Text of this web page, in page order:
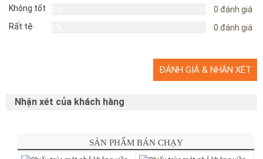
Đây là yếu tố quyết định độ mát và độ bền mà nhiều nơi khác
không đạt tới.
Chính vì vậy, chiếu trúc Lan Lan luôn “lọt top” sản phẩm được cả
☎️Hotline & Zalo: 0829220786
Tư vấn chọn đúng kích thước – báo giá – hỗ trợ giao hàng trên
toàn quốc.
Không tốt
0 đánh giá
Rất tệ
0 đánh giá
ĐÁNH GIÁ & NHẬN XÉT
Nhận xét của khách hàng
SẢN PHẨM BÁN CHẠY